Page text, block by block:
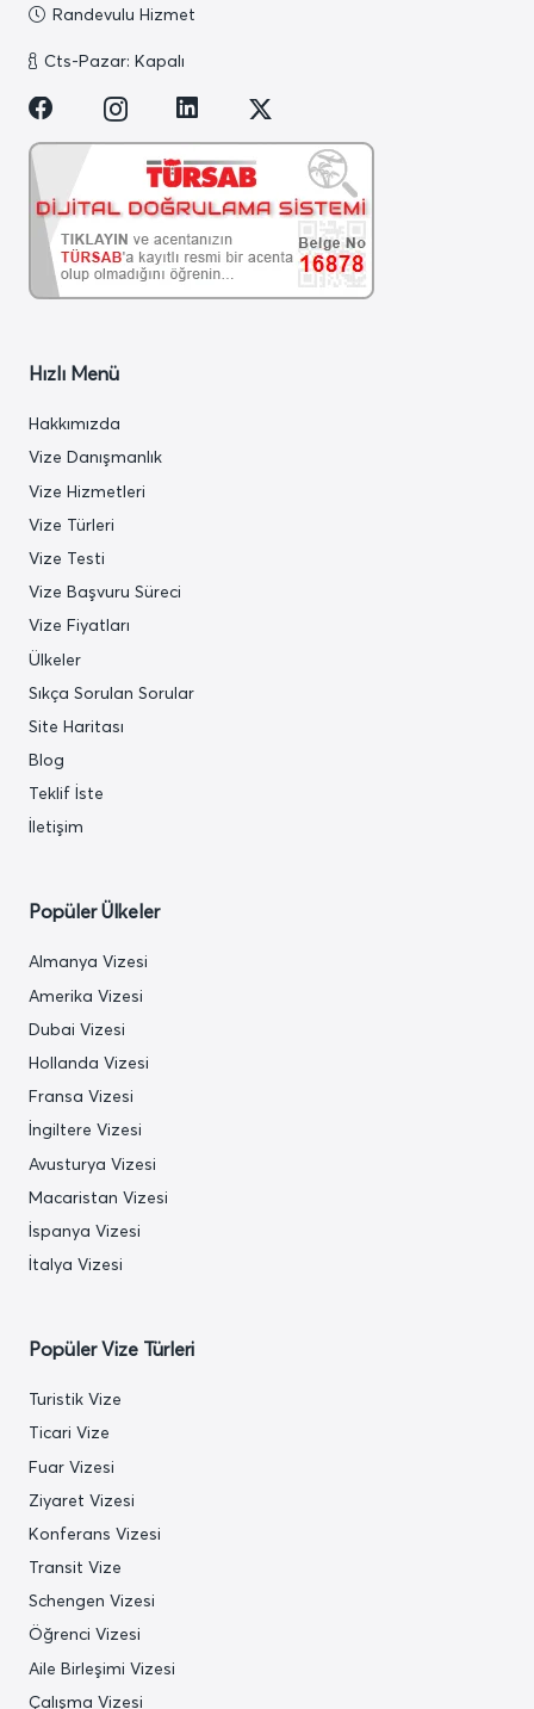
Randevulu Hizmet
Cts-Pazar: Kapalı
Hızlı Menü
Hakkımızda
Vize Danışmanlık
Vize Hizmetleri
Vize Türleri
Vize Testi
Vize Başvuru Süreci
Vize Fiyatları
Ülkeler
Sıkça Sorulan Sorular
Site Haritası
Blog
Teklif İste
İletişim
Popüler Ülkeler
Almanya Vizesi
Amerika Vizesi
Dubai Vizesi
Hollanda Vizesi
Fransa Vizesi
İngiltere Vizesi
Avusturya Vizesi
Macaristan Vizesi
İspanya Vizesi
İtalya Vizesi
Popüler Vize Türleri
Turistik Vize
Ticari Vize
Fuar Vizesi
Ziyaret Vizesi
Konferans Vizesi
Transit Vize
Schengen Vizesi
Öğrenci Vizesi
Aile Birleşimi Vizesi
Çalışma Vizesi